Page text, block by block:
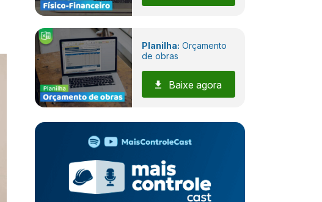
Planilha: Orçamento
de obras
Baixe agora